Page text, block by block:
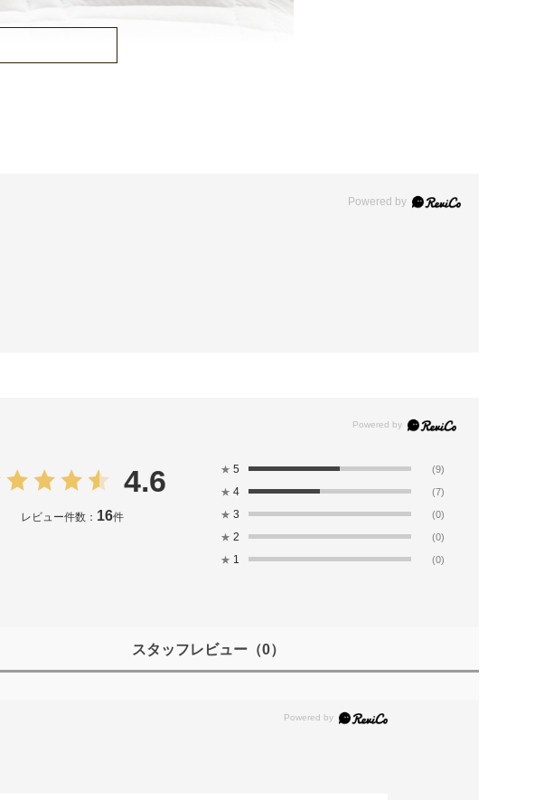
Powered by
4.6
レビュー件数： 16件
★ 5 (9)
★ 4 (7)
★ 3 (0)
★ 2 (0)
★ 1 (0)
スタッフレビュー（0）